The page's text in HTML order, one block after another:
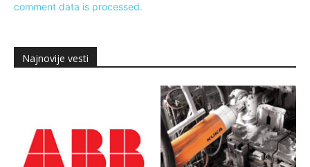
comment data is processed.
Najnovije vesti